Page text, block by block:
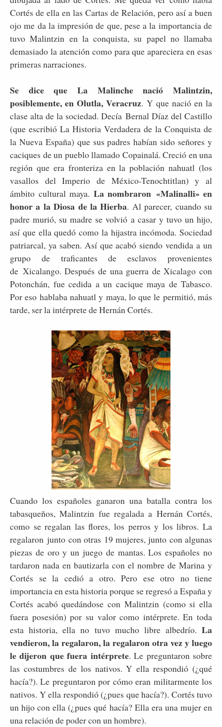
Cortés de ella en las Cartas de Relación, pero así a buen
ojo me da la impresión de que, pese a la importancia de
tuvo Malintzin en la conquista, su papel no llamaba
demasiado la atención como para que apareciera en esas
primeras narraciones.
Se dice que La Malinche nació Malintzin,
posiblemente, en Olutla, Veracruz. Y que nació en la
clase alta de la sociedad. Decía Bernal Díaz del Castillo
(que escribió La Historia Verdadera de la Conquista de
la Nueva España) que sus padres habían sido señores y
caciques de un pueblo llamado Copainalá. Creció en una
región que era fronteriza en la población nahuatl (los
vasallos del Imperio de México-Tenochtitlan) y al
ámbito cultural maya. La nombraron «Malinalli» en
honor a la Diosa de la Hierba. Al parecer, cuando su
padre murió, su madre se volvió a casar y tuvo un hijo,
así que ella quedó como la hijastra incómoda. Sociedad
patriarcal, ya saben. Así que acabó siendo vendida a un
grupo de traficantes de esclavos provenientes
de Xicalango. Después de una guerra de Xicalago con
Potonchán, fue cedida a un cacique maya de Tabasco.
Por eso hablaba nahuatl y maya, lo que le permitió, más
tarde, ser la intérprete de Hernán Cortés.
Cuando los españoles ganaron una batalla contra los
tabasqueños, Malintzin fue regalada a Hernán Cortés,
como se regalan las flores, los perros y los libros. La
regalaron junto con otras 19 mujeres, junto con algunas
piezas de oro y un juego de mantas. Los españoles no
tardaron nada en bautizarla con el nombre de Marina y
Cortés se la cedió a otro. Pero ese otro no tiene
importancia en esta historia porque se regresó a España y
Cortés acabó quedándose con Malintzin (como si ella
fuera posesión) por su valor como intérprete. En toda
esta historia, ella no tuvo mucho libre albedrío. La
vendieron, la regalaron, la regalaron otra vez y luego
le dijeron que fuera intérprete. Le preguntaron sobre
las costumbres de los nativos. Y ella respondió (¿qué
hacía?). Le preguntaron por cómo eran militarmente los
nativos. Y ella respondió (¿pues que hacía?). Cortés tuvo
un hijo con ella (¿pues qué hacía? Ella era una mujer en
una relación de poder con un hombre).